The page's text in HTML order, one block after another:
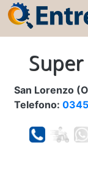
Super
San Lorenzo
Telefono: